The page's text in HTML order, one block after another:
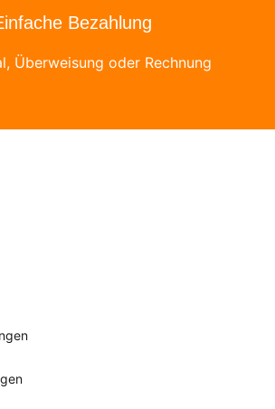
Bezahlung
Überweisung oder Rechnung